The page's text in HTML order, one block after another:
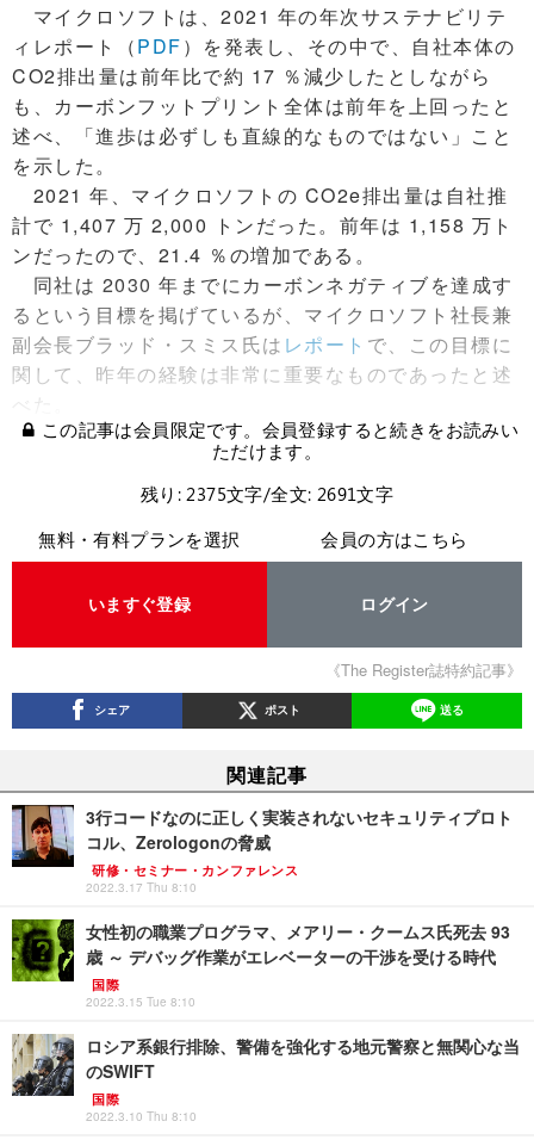
マイクロソフトは、2021 年の年次サステナビリテ
ィレポート（PDF）を発表し、その中で、自社本体の
CO2排出量は前年比で約 17 ％減少したとしながら
も、カーボンフットプリント全体は前年を上回ったと
述べ、「進歩は必ずしも直線的なものではない」こと
を示した。
2021 年、マイクロソフトの CO2e排出量は自社推
計で 1,407 万 2,000 トンだった。前年は 1,158 万ト
ンだったので、21.4 ％の増加である。
同社は 2030 年までにカーボンネガティブを達成す
るという目標を掲げているが、マイクロソフト社長兼
副会長ブラッド・スミス氏は レポート で、この目標に
関して、昨年の経験は非常に重要なものであったと述
べた。
この記事は会員限定です。会員登録すると続きをお読みい
ただけます。
残り: 2375文字/全文: 2691文字
無料・有料プランを選択
いますぐ登録
会員の方はこちら
ログイン
《The Register誌特約記事》
シェア ポスト 送る
関連記事
3行コードなのに正しく実装されないセキュリティプロト
コル、Zerologonの脅威
研修・セミナー・カンファレンス
2022.3.17 Thu 8:10
女性初の職業プログラマ、メアリー・クームス氏死去 93
歳 ～ デバッグ作業がエレベーターの干渉を受ける時代
国際
2022.3.15 Tue 8:10
ロシア系銀行排除、警備を強化する地元警察と無関心な当
のSWIFT
国際
2022.3.10 Thu 8:10